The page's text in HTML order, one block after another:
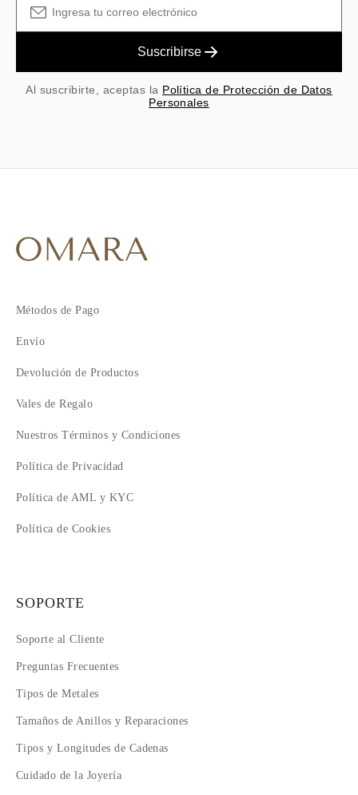
Suscribirse
Al suscribirte, aceptas la Política de Protección de Datos
Personales
Métodos de Pago
Envío
Devolución de Productos
Vales de Regalo
Nuestros Términos y Condiciones
Política de Privacidad
Política de AML y KYC
Política de Cookies
SOPORTE
Soporte al Cliente
Preguntas Frecuentes
Tipos de Metales
Tamaños de Anillos y Reparaciones
Tipos y Longitudes de Cadenas
Cuidado de la Joyería